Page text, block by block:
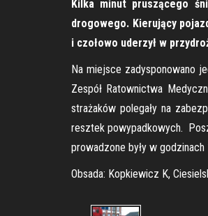
Kilka minut pruszącego
drogowego. Kierujący
i czołowo uderzył w
Na miejsce zadysponowano
Zespół Ratownictwa
strażaków polegały na
resztek powypadkowych.
prowadzone były w godzinach
Obsada: Kopkiewicz K,